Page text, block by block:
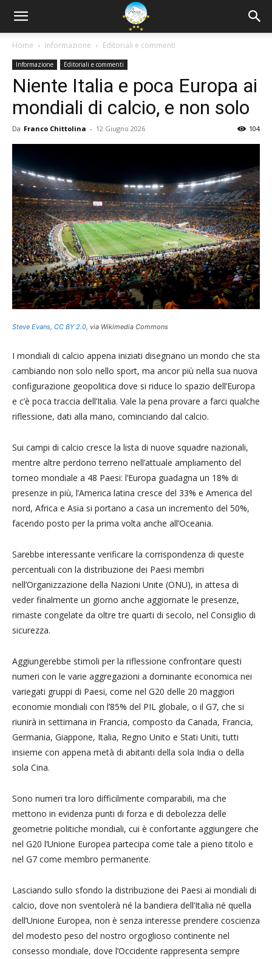
Home Informazione Editoriali e commenti
Informazione Editoriali e commenti
Niente Italia e poca Europa ai
mondiali di calcio, e non solo
Da Franco Chittolina - 12 Giugno 2026 104
Steve Evans, CC BY 2.0, via Wikimedia Commons
I mondiali di calcio appena iniziati disegnano un mondo che sta
cambiando non solo nello sport, ma ancor più nella sua nuova
configurazione geopolitica dove si riduce lo spazio dell’Europa
e c’è poca traccia dell’Italia. Vale la pena provare a farci qualche
riflessione, dati alla mano, cominciando dal calcio.
Sui campi di calcio cresce la lista di nuove squadre nazionali,
mentre altre perdono terreno nell’attuale ampliamento del
torneo mondiale a 48 Paesi: l’Europa guadagna un 18% di
presenze in più, l’America latina cresce del 33% e America del
nord, Africa e Asia si portano a casa un incremento del 50%,
facendo posto per la prima volta anche all’Oceania.
Sarebbe interessante verificare la corrispondenza di queste
percentuali con la distribuzione dei Paesi membri
nell’Organizzazione della Nazioni Unite (ONU), in attesa di
veder finalmente un giorno anche aggiornate le presenze,
rimaste congelate da oltre tre quarti di secolo, nel Consiglio di
sicurezza.
Aggiungerebbe stimoli per la riflessione confrontare questi
numeri con le varie aggregazioni a dominante economica nei
variegati gruppi di Paesi, come nel G20 delle 20 maggiori
economie mondiali con l’85% del PIL globale, o il G7, che si
riunirà in settimana in Francia, composto da Canada, Francia,
Germania, Giappone, Italia, Regno Unito e Stati Uniti, tutti
insieme con appena metà di abitanti della sola India o della
sola Cina.
Sono numeri tra loro difficilmente comparabili, ma che
mettono in evidenza punti di forza e di debolezza delle
geometrie politiche mondiali, cui è confortante aggiungere che
nel G20 l’Unione Europea partecipa come tale a pieno titolo e
nel G7 come membro permanente.
Lasciando sullo sfondo la distribuzione dei Paesi ai mondiali di
calcio, dove non sventolerà né la bandiera dell’Italia né quella
dell’Unione Europea, non è senza interesse prendere coscienza
del modesto peso del nostro orgoglioso continente nel
consesso mondiale, dove l’Occidente rappresenta sempre